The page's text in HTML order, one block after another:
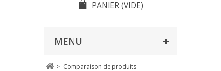
PANIER(VIDE)
MENU
> Comparaison de produits